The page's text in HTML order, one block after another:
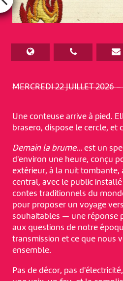
MERCREDI 22 JUILLET 2026 –
Une conteuse arrive à pied.
brasero, dispose le cercle, et
Demain la brume…est un
d'environ une heure, conçu
extérieur, à la nuit
central, avec le public
contes traditionnels du
pour proposer un voyage
souhaitables — une réponse
aux questions de notre
transmission et ce que nous
ensemble.
Pas de décor, pas